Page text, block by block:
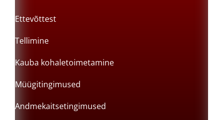
Ettevõttest
Tellimine
Kauba kohaletoimetamine
Müügitingimused
Andmekaitsetingimused